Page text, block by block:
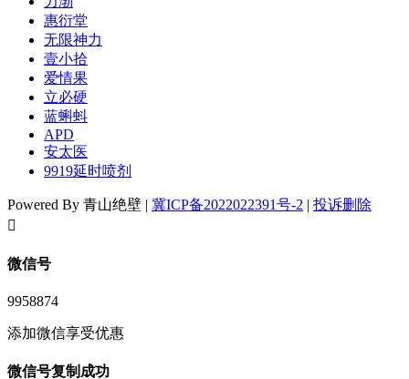
惠衍堂
无限神力
壹小拾
爱情果
立必硬
蓝蝌蚪
APD
安太医
9919延时喷剂
Powered By 青山绝壁 | 冀ICP备2022022391号-2 | 投诉删除
󦘖
微信号
9958874
添加微信享受优惠
微信号复制成功